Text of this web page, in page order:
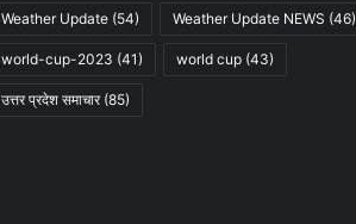
Weather Update(54) Weather Update NEWS (46)
world-cup-2023 (41) world cup(43)
उत्तर प्रदेश समाचार(85)